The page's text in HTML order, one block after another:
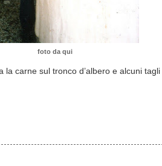
foto da qui
la carne sul tronco d’albero e alcuni